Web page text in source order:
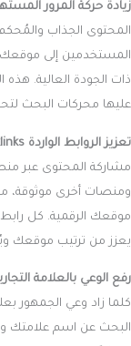
زيادة حركة المرور
المحتوى الجذاب
المستخدمين إلى
ذات الجودة العالية. هذه
عليها محركات البحث
تعزيز الروابط الواردة Backlinks
مشاركة المحتوى عبر
ومنصات أخرى موثوقة،
موقعك الرقمية. كل
يعزز من ترتيب موقعك
رفع الوعي بالعلامة
كلما زاد وعي الجمهور
البحث عن اسم علامتك